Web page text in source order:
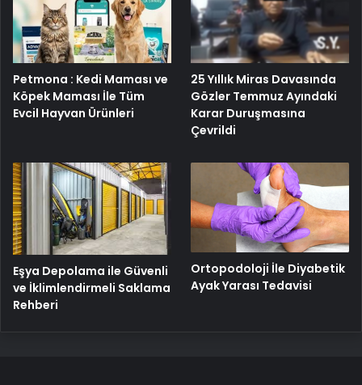
Petmona : Kedi Maması ve
Köpek Maması İle Tüm
Evcil Hayvan Ürünleri
25 Yıllık Miras Davasında
Gözler Temmuz Ayındaki
Karar Duruşmasına
Çevrildi
Eşya Depolama ile Güvenli
ve İklimlendirmeli Saklama
Rehberi
Ortopodoloji İle Diyabetik
Ayak Yarası Tedavisi